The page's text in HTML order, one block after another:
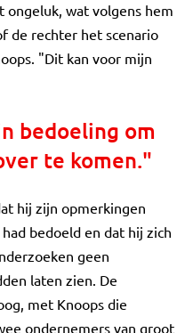
wat volgens hem
de rechter het scenario
"Dit kan voor mijn
bedoeling om
te komen."
hij zijn opmerkingen
bedoeld en dat hij zich
geen
laten zien. De
met Knoops die
ondernemers van groot